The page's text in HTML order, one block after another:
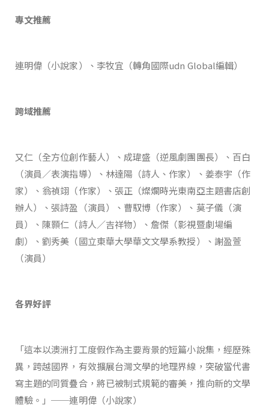
專文推薦
連明偉（小說家）、李牧宜（轉角國際udn Global編輯）
跨域推薦
又仁（全方位創作藝人）、成瑋盛（逆風劇團團長）、百白
（演員／表演指導）、林達陽（詩人、作家）、姜泰宇（作
家）、翁禎翊（作家）、張正（燦爛時光東南亞主題書店創
辦人）、張詩盈（演員）、曹馭博（作家）、莫子儀（演
員）、陳顥仁（詩人／吉祥物）、詹傑（影視暨劇場編
劇）、劉秀美（國立東華大學華文文學系教授）、謝盈萱
（演員）
各界好評
「這本以澳洲打工度假作為主要背景的短篇小說集，經歷殊
異，跨越國界，有效擴展台灣文學的地理界線，突破當代書
寫主題的同質疊合，將已被制式規範的審美，推向新的文學
體驗。」──連明偉（小說家）